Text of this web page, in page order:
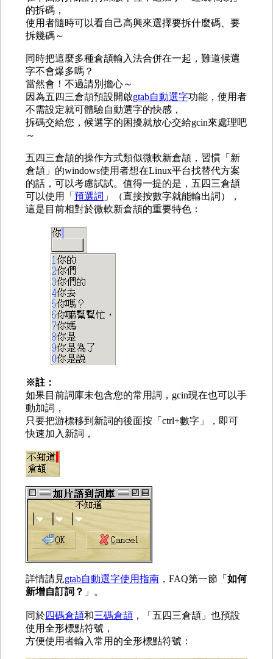
的拆碼，
使用者隨時可以看自己高興來選擇要拆什麼碼、要
拆幾碼～
同時把這麼多種倉頡輸入法合併在一起，難道候選
字不會爆多嗎？
當然會！不過請別擔心～
因為五四三倉頡預設開啟gtab自動選字功能，使用者
不需設定就可體驗自動選字的快感，
拆碼交給您，候選字的困擾就放心交給gcin來處理吧
～
五四三倉頡的操作方式類似微軟新倉頡，習慣「新
倉頡」的windows使用者想在Linux平台找替代方案
的話，可以考慮試試。值得一提的是，五四三倉頡
可以使用「 預選詞 」（直接按數字就能輸出詞），
這是目前相對於微軟新倉頡的重要特色：
※註：
如果目前詞庫未包含您的常用詞，gcin現在也可以手
動加詞，
只要把游標移到新詞的後面按「ctrl+數字」，即可
快速加入新詞，
詳情請見gtab自動選字使用指南 ，FAQ第一節「 如何
新增自訂詞？ 」。
同於四碼倉頡和三碼倉頡 ，「五四三倉頡」也預設
使用全形標點符號，
方便使用者輸入常用的全形標點符號：